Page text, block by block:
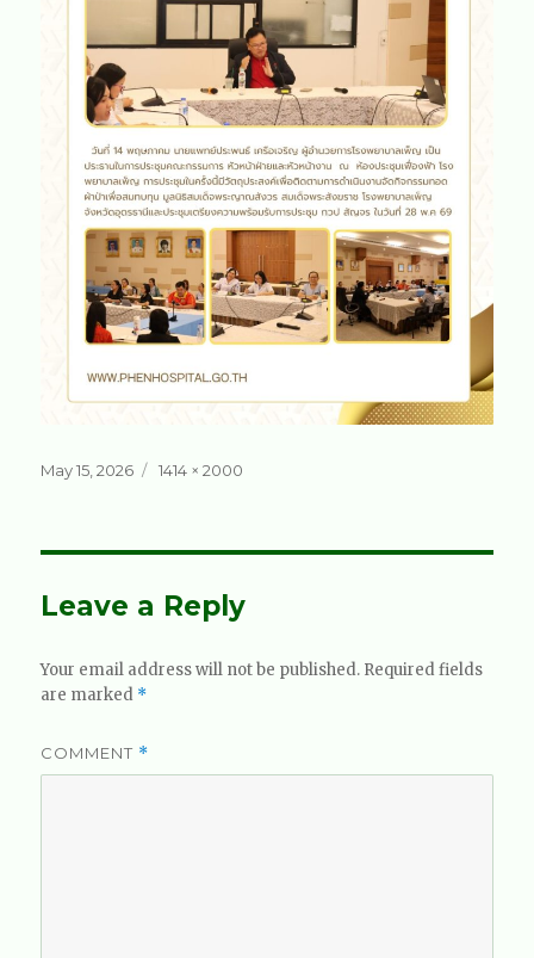
Posted
May 15, 2026
Full
1414 × 2000
Leave a Reply
Your email address will not be published. Required fields
are marked *
COMMENT *